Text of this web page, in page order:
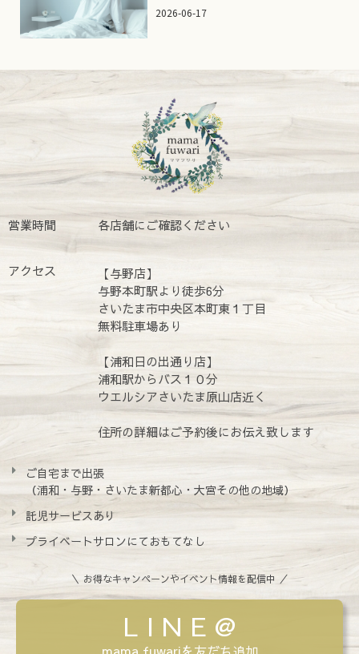
2026-06-17
営業時間 各店舗にご確認ください
アクセス
【与野店】
与野本町駅より徒歩6分
さいたま市中央区本町東１丁目
無料駐車場あり
【浦和日の出通り店】
浦和駅からバス１０分
ウエルシアさいたま原山店近く
住所の詳細はご予約後にお伝え致します
ご自宅まで出張
（浦和・与野・さいたま新都心・大宮その他の地域）
託児サービスあり
プライベートサロンにておもてなし
＼ お得なキャンペーンやイベント情報を配信中 ／
L I N E @